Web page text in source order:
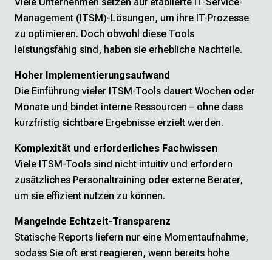
Management (ITSM)-Lösungen, um ihre IT-Prozesse
zu optimieren. Doch obwohl diese Tools
leistungsfähig sind, haben sie erhebliche Nachteile.
Hoher Implementierungsaufwand
Die Einführung vieler ITSM-Tools dauert Wochen oder
Monate und bindet interne Ressourcen – ohne dass
kurzfristig sichtbare Ergebnisse erzielt werden.
Komplexität und erforderliches Fachwissen
Viele ITSM-Tools sind nicht intuitiv und erfordern
zusätzliches Personaltraining oder externe Berater,
um sie effizient nutzen zu können.
Mangelnde Echtzeit-Transparenz
Statische Reports liefern nur eine Momentaufnahme,
sodass Sie oft erst reagieren, wenn bereits hohe